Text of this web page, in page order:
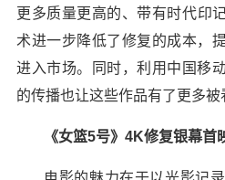
更多质量更高的、带有时代印
术进一步降低了修复的成本，
进入市场。同时，利用中国移
的传播也让这些作品有了更多被
《女篮5号》4K修复银幕首